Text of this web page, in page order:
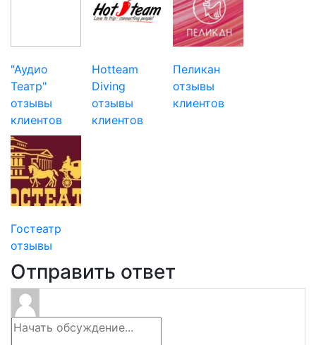
"Аудио
Театр"
отзывы
клиентов
Hotteam
Diving
отзывы
клиентов
Пеликан
отзывы
клиентов
Гостеатр
отзывы
Отправить ответ